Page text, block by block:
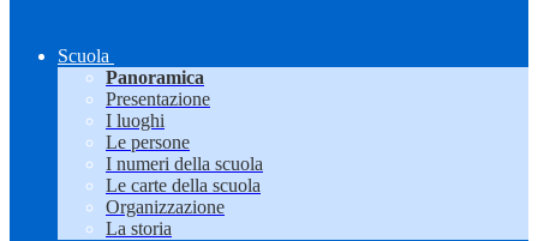
Scuola
Panoramica
Presentazione
I luoghi
Le persone
I numeri della scuola
Le carte della scuola
Organizzazione
La storia